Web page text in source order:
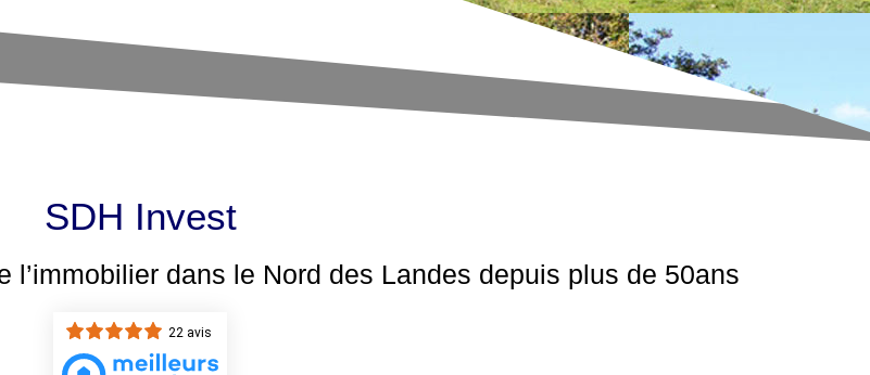
SDH Invest
l’immobilier dans le Nord des Landes depuis plus de 50ans
22 avis